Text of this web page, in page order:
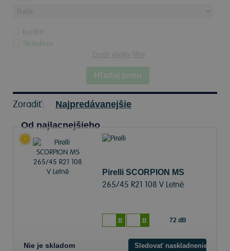
Runflat
Skladom
Zrušiť všetky filtre
Hľadaj pneu
Zoradiť: Najpredávanejšie
Od najlacnejšieho
Pirelli SCORPION MS
265/45 R21 108 V Letné
B B 72 dB
Nie je skladom Sledovať naskladnenie